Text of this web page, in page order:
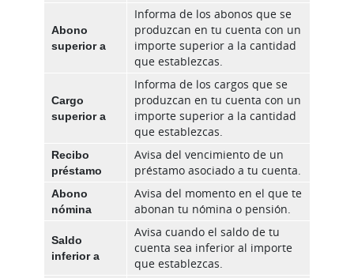
Abono
superior a
Informa de los abonos que se
produzcan en tu cuenta con un
importe superior a la cantidad
que establezcas.
Cargo
superior a
Informa de los cargos que se
produzcan en tu cuenta con un
importe superior a la cantidad
que establezcas.
Recibo
préstamo
Avisa del vencimiento de un
préstamo asociado a tu cuenta.
Abono
nómina
Avisa del momento en el que te
abonan tu nómina o pensión.
Saldo
inferior a
Avisa cuando el saldo de tu
cuenta sea inferior al importe
que establezcas.